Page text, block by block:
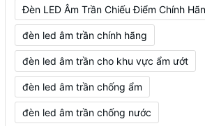
Đèn LED Âm Trần Chiếu Điểm Chính
đèn led âm trần chính hãng
đèn led âm trần cho khu vực ẩm ướt
đèn led âm trần chống ẩm
đèn led âm trần chống nước